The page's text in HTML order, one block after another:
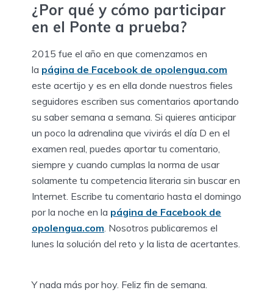
¿Por qué y cómo participar
en el Ponte a prueba?
2015 fue el año en que comenzamos en
la página de Facebook de opolengua.com
este acertijo y es en ella donde nuestros fieles
seguidores escriben sus comentarios aportando
su saber semana a semana. Si quieres anticipar
un poco la adrenalina que vivirás el día D en el
examen real, puedes aportar tu comentario,
siempre y cuando cumplas la norma de usar
solamente tu competencia literaria sin buscar en
Internet. Escribe tu comentario hasta el domingo
por la noche en la página de Facebook de
opolengua.com . Nosotros publicaremos el
lunes la solución del reto y la lista de acertantes.
Y nada más por hoy. Feliz fin de semana.